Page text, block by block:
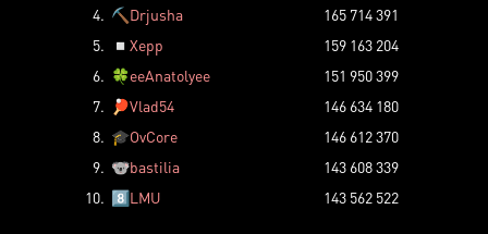
4. ⛏️ Drjusha
165 714 391
5.
◽ Xepp
159 163 204
6. 🍀eeAnatolyee
151 950 399
7.
🏓Vlad54
146 634 180
8. 🎓OvCore
146 612 370
9. 🐨bastilia
143 608 339
10. 8️⃣LMU 143 562 522